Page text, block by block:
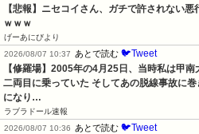
【悲報】ニセコイさん、ガチで許されない
ｗｗｗ
げーあにびより
2026/08/07 10:37
あとで読む 🐦Tweet
【修羅場】2005年の4月25日、当時私は甲
二両目に乗っていた そしてあの脱線事故に
になり…
ラブラドール速報
2026/08/07 10:36
あとで読む 🐦Tweet